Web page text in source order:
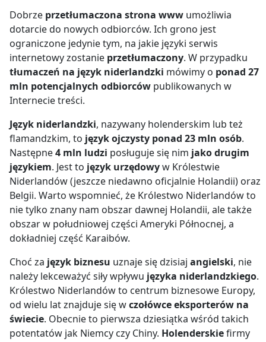
Dobrze przetłumaczona strona www umożliwia
dotarcie do nowych odbiorców. Ich grono jest
ograniczone jedynie tym, na jakie języki serwis
internetowy zostanie przetłumaczony. W przypadku
tłumaczeń na język niderlandzki mówimy o ponad 27
mln potencjalnych odbiorców publikowanych w
Internecie treści.
Język niderlandzki, nazywany holenderskim lub też
flamandzkim, to język ojczysty ponad 23 mln osób.
Następne4 mln ludzi posługuje się nim jako drugim
językiem. Jest to język urzędowyw Królestwie
Niderlandów (jeszcze niedawno oficjalnie Holandii) oraz
Belgii. Warto wspomnieć, że Królestwo Niderlandów to
nie tylko znany nam obszar dawnej Holandii, ale także
obszar w południowej części Ameryki Północnej, a
dokładniej część Karaibów.
Choć za język biznesu uznaje się dzisiaj angielski, nie
należy lekceważyć siły wpływu języka niderlandzkiego.
Królestwo Niderlandów to centrum biznesowe Europy,
od wielu lat znajduje się wczołówce eksporterów na
świecie. Obecnie to pierwsza dziesiątka wśród takich
potentatów jak Niemcy czy Chiny. Holenderskiefirmy